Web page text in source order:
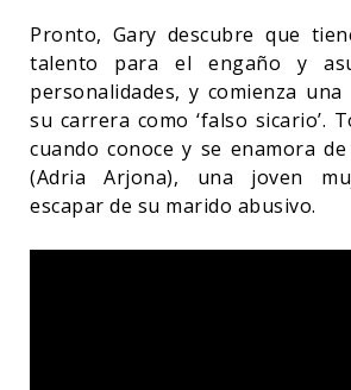
Pronto, Gary descubre que
talento para el engaño y
personalidades, y comienza
su carrera como ‘falso sicario’.
cuando conoce y se enamora
(Adria Arjona), una joven
escapar de su marido abusivo.